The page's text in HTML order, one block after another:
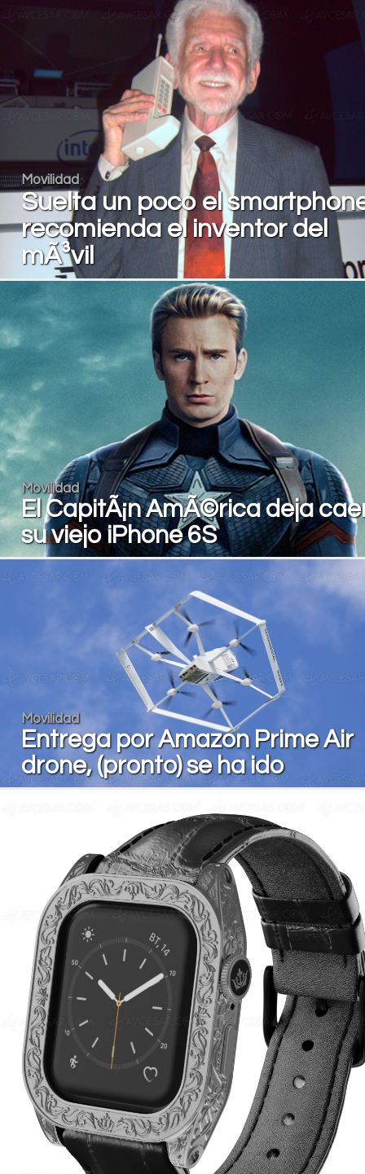
Movilidad
Suelta un poco el
recomienda el inventor del
mÃ³vil
Movilidad
El CapitÃ¡n AmÃ©rica deja
su viejo iPhone 6S
Movilidad
Entrega por Amazon Prime Air
drone, (pronto) se ha ido